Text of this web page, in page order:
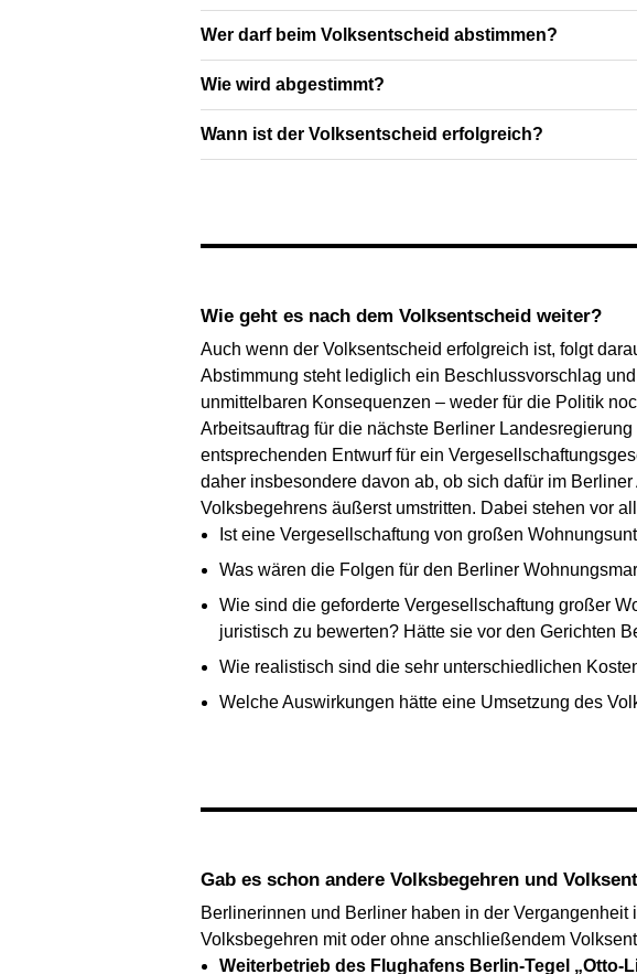
Wer darf beim Volksentscheid abstimmen?
Wie wird abgestimmt?
Wann ist der Volksentscheid erfolgreich?
Wie geht es nach dem Volksentscheid weiter?
Auch wenn der Volksentscheid erfolgreich ist, folgt
Abstimmung steht lediglich ein Beschlussvorschlag
unmittelbaren Konsequenzen – weder für die Politik
Arbeitsauftrag für die nächste Berliner
entsprechenden Entwurf für ein
daher insbesondere davon ab, ob sich dafür im
Volksbegehrens äußerst umstritten. Dabei stehen vor
Ist eine Vergesellschaftung von großen
Was wären die Folgen für den Berliner
Wie sind die geforderte Vergesellschaftung großer
juristisch zu bewerten? Hätte sie vor den Gerichten
Wie realistisch sind die sehr unterschiedlichen
Welche Auswirkungen hätte eine Umsetzung des
Gab es schon andere Volksbegehren und
Berlinerinnen und Berliner haben in der
Volksbegehren mit oder ohne anschließendem
Weiterbetrieb des Flughafens Berlin-Tegel „Otto-